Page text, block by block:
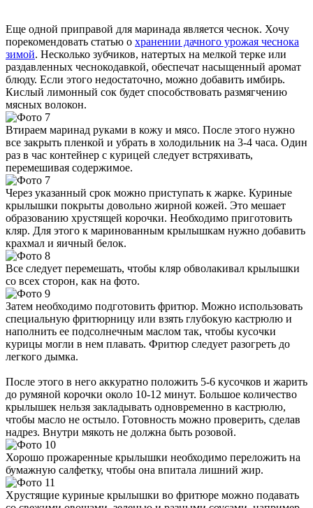
Еще одной приправой для маринада является чеснок. Хочу
порекомендовать статью о хранении дачного урожая чеснока
зимой. Несколько зубчиков, натертых на мелкой терке или
раздавленных чеснокодавкой, обеспечат насыщенный аромат
блюду. Если этого недостаточно, можно добавить имбирь.
Кислый лимонный сок будет способствовать размягчению
мясных волокон.
Втираем маринад руками в кожу и мясо. После этого нужно
все закрыть пленкой и убрать в холодильник на 3-4 часа. Один
раз в час контейнер с курицей следует встряхивать,
перемешивая содержимое.
Через указанный срок можно приступать к жарке. Куриные
крылышки покрыты довольно жирной кожей. Это мешает
образованию хрустящей корочки. Необходимо приготовить
кляр. Для этого к маринованным крылышкам нужно добавить
крахмал и яичный белок.
Все следует перемешать, чтобы кляр обволакивал крылышки
со всех сторон, как на фото.
Затем необходимо подготовить фритюр. Можно использовать
специальную фритюрницу или взять глубокую кастрюлю и
наполнить ее подсолнечным маслом так, чтобы кусочки
курицы могли в нем плавать. Фритюр следует разогреть до
легкого дымка.
После этого в него аккуратно положить 5-6 кусочков и жарить
до румяной корочки около 10-12 минут. Большое количество
крылышек нельзя закладывать одновременно в кастрюлю,
чтобы масло не остыло. Готовность можно проверить, сделав
надрез. Внутри мякоть не должна быть розовой.
Хорошо прожаренные крылышки необходимо переложить на
бумажную салфетку, чтобы она впитала лишний жир.
Хрустящие куриные крылышки во фритюре можно подавать